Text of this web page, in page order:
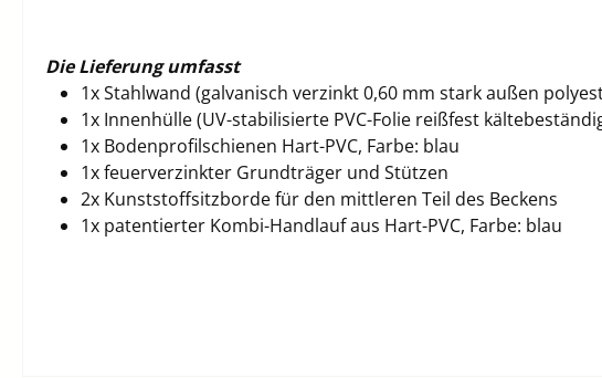
Die Lieferung umfasst
1x Stahlwand (galvanisch verzinkt 0,60 mm stark außen
1x Innenhülle (UV-stabilisierte PVC-Folie reißfest
1x Bodenprofilschienen Hart-PVC, Farbe: blau
1x feuerverzinkter Grundträger und Stützen
2x Kunststoffsitzborde für den mittleren Teil des Beckens
1x patentierter Kombi-Handlauf aus Hart-PVC, Farbe: blau